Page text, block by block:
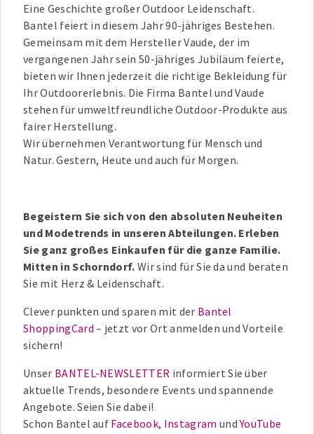
Eine Geschichte großer Outdoor Leidenschaft.
Bantel feiert in diesem Jahr 90-jähriges Bestehen.
Gemeinsam mit dem Hersteller Vaude, der im
vergangenen Jahr sein 50-jähriges Jubiläum feierte,
bieten wir Ihnen jederzeit die richtige Bekleidung für
Ihr Outdoorerlebnis. Die Firma Bantel und Vaude
stehen für umweltfreundliche Outdoor-Produkte aus
fairer Herstellung.
Wir übernehmen Verantwortung für Mensch und
Natur. Gestern, Heute und auch für Morgen.
Begeistern Sie sich von den absoluten Neuheiten
und Modetrends in unseren Abteilungen. Erleben
Sie ganz großes Einkaufen für die ganze Familie.
Mitten in Schorndorf. Wir sind für Sie da und beraten
Sie mit Herz & Leidenschaft.
Clever punkten und sparen mit der Bantel
ShoppingCard – jetzt vor Ort anmelden und Vorteile
sichern!
Unser BANTEL-NEWSLETTER informiert Sie über
aktuelle Trends, besondere Events und spannende
Angebote. Seien Sie dabei!
Schon Bantel auf Facebook, Instagram undYouTube